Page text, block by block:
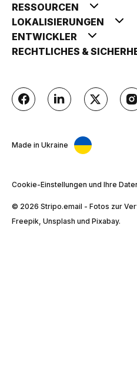
RESSOURCEN
LOKALISIERUNGEN
ENTWICKLER
RECHTLICHES &
Made in Ukraine
Cookie-Einstellungen und Ihre
© 2026 Stripо.email - Fotos zur
Freepik, Unsplash und Pixabay.